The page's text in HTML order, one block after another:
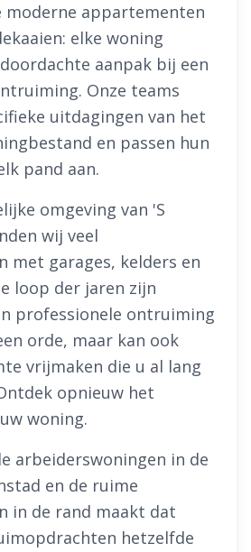
appartementen
elke woning
aanpak bij een
Onze teams
uitdagingen van het
en passen hun
pand aan.
omgeving van 'S
wij veel
met garages, kelders en
loop der jaren zijn
professionele ontruiming
orde, maar kan ook
vrijmaken die u al lang
opnieuw het
woning.
arbeiderswoningen in de
en de ruime
in de rand maakt dat
hetzelfde